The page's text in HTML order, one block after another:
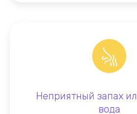
Неприятный запах
вода